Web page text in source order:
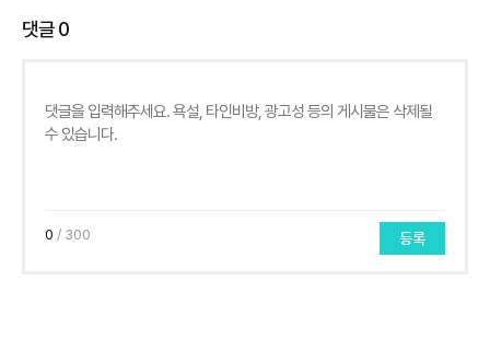
댓글0
0 / 300 등록